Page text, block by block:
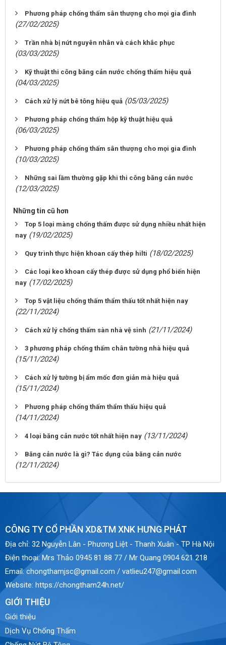
Phương pháp chống thấm sân thượng cho mọi gia đình
(27/02/2025)
Trần nhà bị nứt nguyên nhân và cách khắc phục
(03/03/2025)
Kỹ thuật thi công băng cản nước chống thấm hiệu quả
(04/03/2025)
Cách xử lý nứt bê tông hiệu quả (05/03/2025)
Phương pháp chống thấm hộp kỹ thuật hiệu quả
(06/03/2025)
Phương pháp chống thấm sân thượng cho mọi gia đình
(10/03/2025)
Những sai lầm thường gặp khi thi công băng cản nước
(12/03/2025)
Những tin cũ hơn
Top 5 loại màng chống thấm được sử dụng nhiều nhất hiện
nay (19/02/2025)
Quy trình thực hiện khoan cấy thép hilti (18/02/2025)
Các loại keo khoan cấy thép được sử dụng phổ biến hiện
nay (17/02/2025)
Top 5 vật liệu chống thấm thẩm thấu tốt nhất hiện nay
(22/11/2024)
Cách xử lý chống thấm sàn nhà vệ sinh (21/11/2024)
3 phương pháp chống thấm chân tường nhà hiệu quả
(15/11/2024)
Cách xử lý tường bị ẩm mốc đơn giản mà hiệu quả
(15/11/2024)
Phương pháp chống thấm thẩm thấu hiệu quả
(14/11/2024)
4 loại băng cản nước tốt nhất hiện nay (13/11/2024)
Băng cản nước là gì? Tác dụng của băng cản nước
(12/11/2024)
CÔNG TY CỔ PHẦN XD&TM XNK HƯNG PHÁT
Địa chỉ: 32 Nguyễn Lân - Phương Liệt - Thanh Xuân - TP Hà Nội
Điện thoại: Mrs Thảo 0945 81 88 77 / Mr Quang 0904 621 218
Email:chongthamjsc@gmail.com / vatlieu247@gmail.com
Website: https://chongtham24h.net/
GIỚI THIỆU
Giới thiệu
Dịch Vụ Chống Thấm